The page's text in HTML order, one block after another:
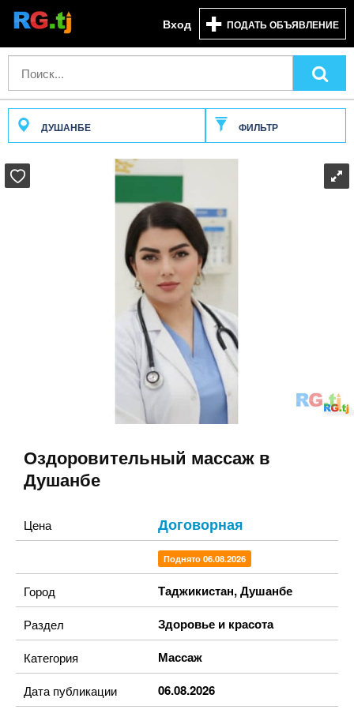
Вход ПОДАТЬ ОБЪЯВЛЕНИЕ
ДУШАНБЕ ФИЛЬТР
Оздоровительный массаж в
Душанбе
Цена Договорная
Поднято 06.08.2026
Город Таджикистан,Душанбе
Раздел Здоровье и красота
Категория Массаж
Дата публикации 06.08.2026